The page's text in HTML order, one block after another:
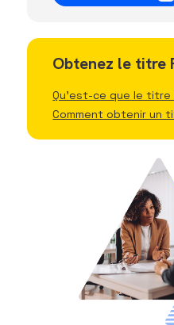
Obtenez le titre
Qu'est-ce que le titre
Comment obtenir un